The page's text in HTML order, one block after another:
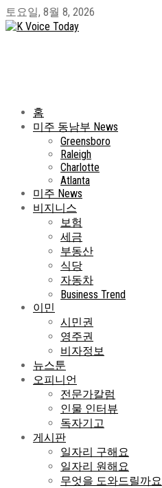
토요일, 8월 8, 2026
홈
미주 동남부 News
Greensboro
Raleigh
Charlotte
Atlanta
미주 News
비지니스
보험
세금
부동산
식당
자동차
Business Trend
이민
시민권
영주권
비자정보
뉴스툰
오피니언
전문가칼럼
인물 인터뷰
독자기고
게시판
일자리 구해요
일자리 원해요
무엇을 도와드릴까요